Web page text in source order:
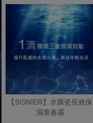
【SISNIER】水膜瓷長效保
濕青春露